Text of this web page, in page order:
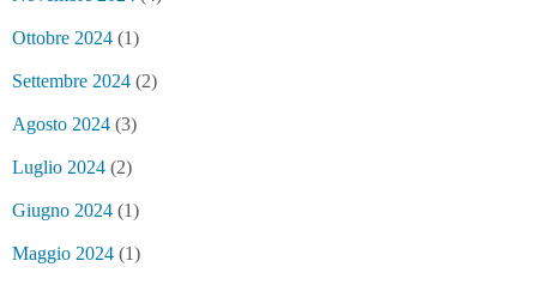
Ottobre 2024 (1)
Settembre 2024 (2)
Agosto 2024 (3)
Luglio 2024 (2)
Giugno 2024 (1)
Maggio 2024 (1)